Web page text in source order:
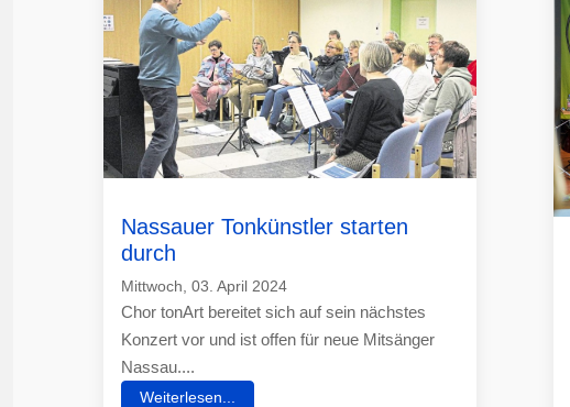
Nassauer Tonkünstler starten
durch
Mittwoch, 03. April 2024
Chor tonArt bereitet sich auf sein nächstes
Konzert vor und ist offen für neue Mitsänger
Nassau....
Weiterlesen...